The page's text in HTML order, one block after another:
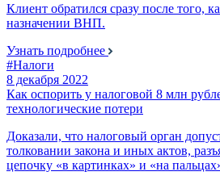
Клиент обратился сразу после того,
назначении ВНП.
Узнать подробнее
#Налоги
8 декабря 2022
Как оспорить у налоговой 8 млн
технологические потери
Доказали, что налоговый орган
толковании закона и иных актов,
цепочку «в картинках» и «на